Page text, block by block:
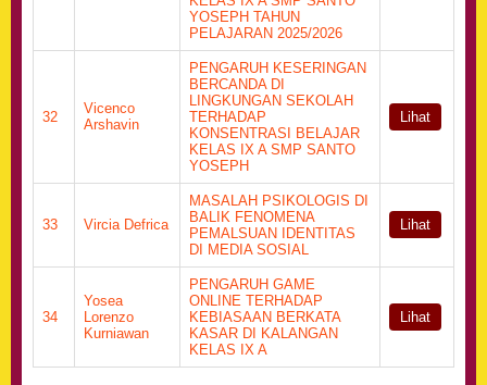
YOSEPH TAHUN
PELAJARAN 2025/2026
32
Vicenco
Arshavin
PENGARUH KESERINGAN
BERCANDA DI
LINGKUNGAN SEKOLAH
TERHADAP
KONSENTRASI BELAJAR
KELAS IX A SMP SANTO
YOSEPH
Lihat
33 Vircia Defrica
MASALAH PSIKOLOGIS DI
BALIK FENOMENA
PEMALSUAN IDENTITAS
DI MEDIA SOSIAL
Lihat
34
Yosea
Lorenzo
Kurniawan
PENGARUH GAME
ONLINE TERHADAP
KEBIASAAN BERKATA
KASAR DI KALANGAN
KELAS IX A
Lihat